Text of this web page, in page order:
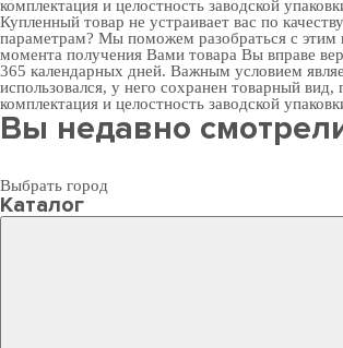
комплектация и целостность заводской
Купленный товар не устраивает вас по
параметрам? Мы поможем разобраться с
момента получения Вами товара Вы вправе
365 календарных дней. Важным условием
использовался, у него сохранен товарный вид,
комплектация и целостность заводской
Вы недавно
Выбрать город
Каталог